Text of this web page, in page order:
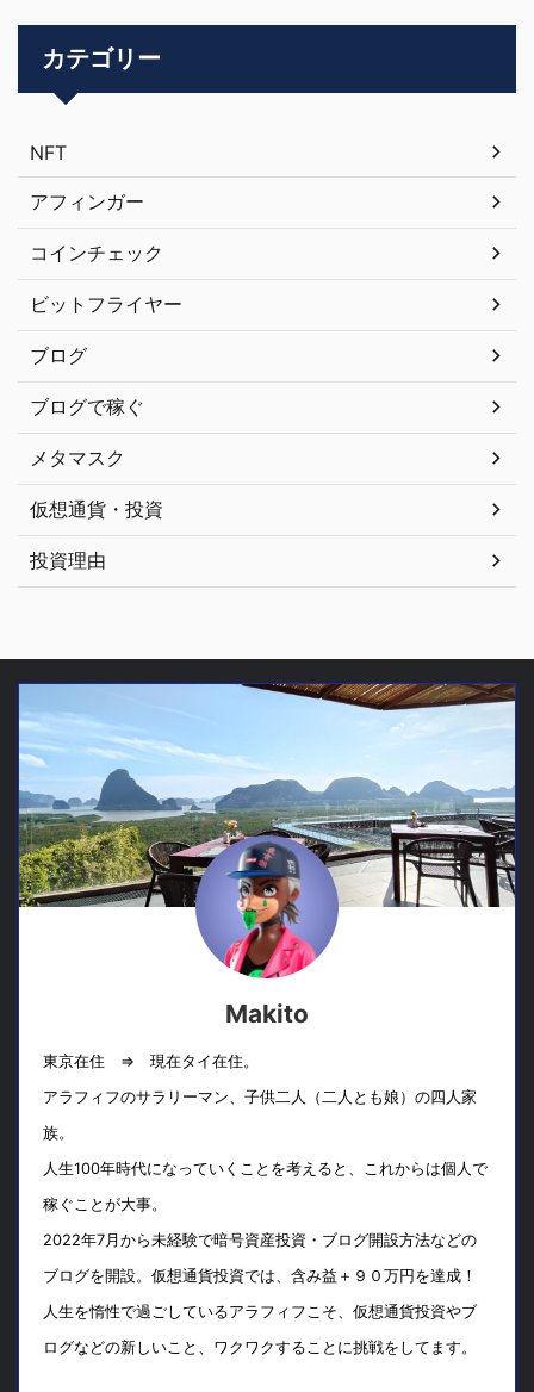
カテゴリー
NFT
アフィンガー
コインチェック
ビットフライヤー
ブログ
ブログで稼ぐ
メタマスク
仮想通貨・投資
投資理由
Makito
東京在住 ⇒ 現在タイ在住。
アラフィフのサラリーマン、子供二人（二人とも娘）の四人家
族。
人生100年時代になっていくことを考えると、これからは個人で
稼ぐことが大事。
2022年7月から未経験で暗号資産投資・ブログ開設方法などの
ブログを開設。仮想通貨投資では、含み益＋９０万円を達成！
人生を惰性で過ごしているアラフィフこそ、仮想通貨投資やブ
ログなどの新しいこと、ワクワクすることに挑戦をしてます。